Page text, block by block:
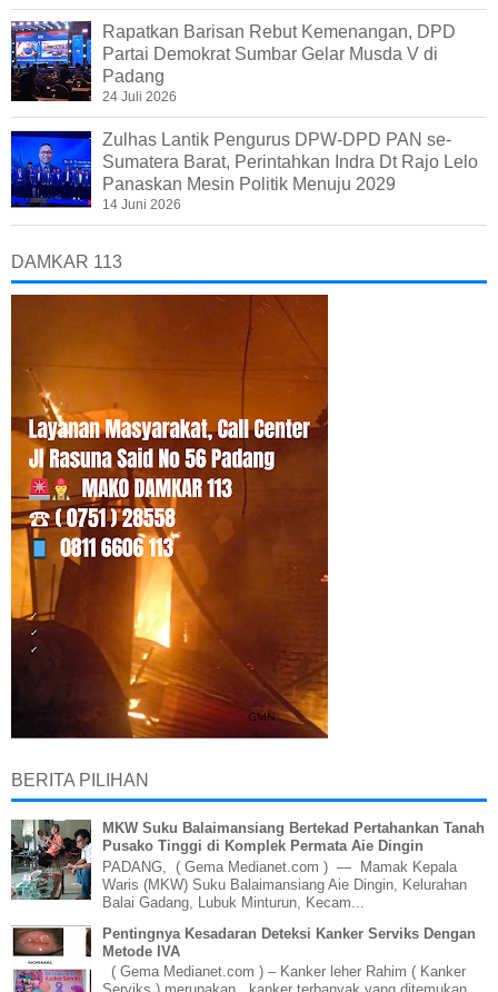
Rapatkan Barisan Rebut Kemenangan, DPD
Partai Demokrat Sumbar Gelar Musda V di
Padang
24 Juli 2026
Zulhas Lantik Pengurus DPW-DPD PAN se-
Sumatera Barat, Perintahkan Indra Dt Rajo Lelo
Panaskan Mesin Politik Menuju 2029
14 Juni 2026
DAMKAR 113
BERITA PILIHAN
MKW Suku Balaimansiang Bertekad Pertahankan Tanah
Pusako Tinggi di Komplek Permata Aie Dingin
PADANG, ( Gema Medianet.com ) — Mamak Kepala
Waris (MKW) Suku Balaimansiang Aie Dingin, Kelurahan
Balai Gadang, Lubuk Minturun, Kecam...
Pentingnya Kesadaran Deteksi Kanker Serviks Dengan
Metode IVA
( Gema Medianet.com ) – Kanker leher Rahim ( Kanker